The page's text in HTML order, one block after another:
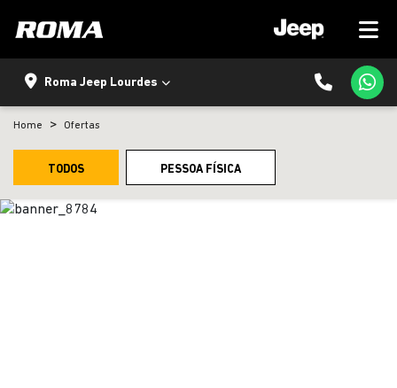
Roma Jeep Lourdes
Home Ofertas
TODOS PESSOA FÍSICA